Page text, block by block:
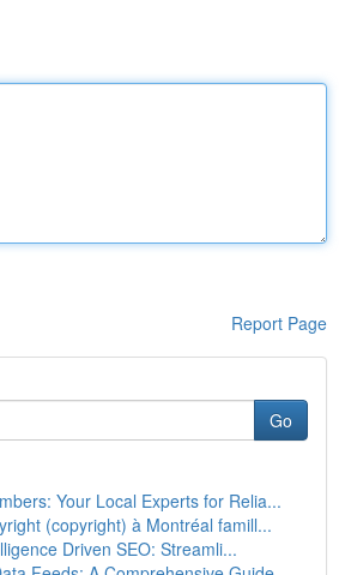
Report Page
Go
Your Local Experts for Relia...
(copyright) à Montréal famill...
Driven SEO: Streamli...